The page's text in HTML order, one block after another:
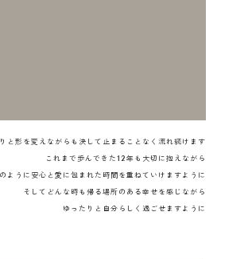
と形を変えながらも決して止まることなく流れ続けます
これまで歩んできた12年も大切に抱えながら
ように安心と愛に包まれた時間を重ねていけますように
そしてどんな時も帰る場所のある幸せを感じながら
ゆったりと自分らしく過ごせますように